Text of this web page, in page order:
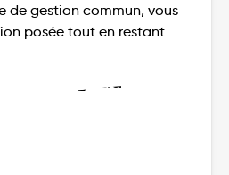
de gestion commun, vous
posée tout en restant